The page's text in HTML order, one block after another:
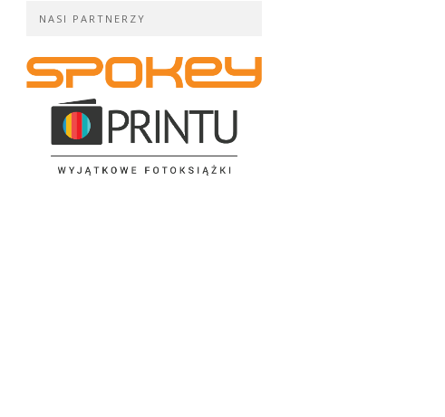
NASI PARTNERZY